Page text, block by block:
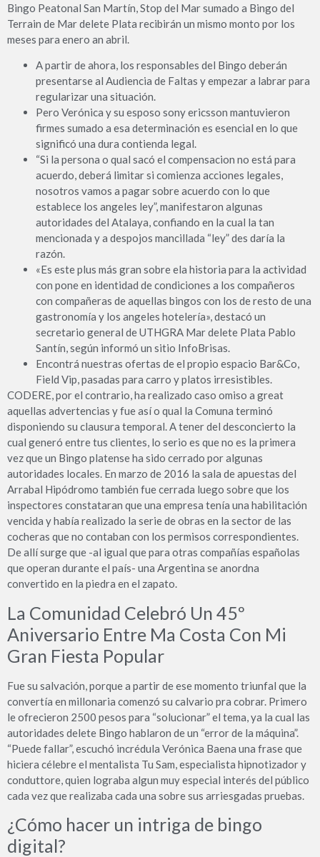
Bingo Peatonal San Martín, Stop del Mar sumado a Bingo del
Terrain de Mar delete Plata recibirán un mismo monto por los
meses para enero an abril.
A partir de ahora, los responsables del Bingo deberán
presentarse al Audiencia de Faltas y empezar a labrar para
regularizar una situación.
Pero Verónica y su esposo sony ericsson mantuvieron
firmes sumado a esa determinación es esencial en lo que
significó una dura contienda legal.
“Si la persona o qual sacó el compensacion no está para
acuerdo, deberá limitar si comienza acciones legales,
nosotros vamos a pagar sobre acuerdo con lo que
establece los angeles ley”, manifestaron algunas
autoridades del Atalaya, confiando en la cual la tan
mencionada y a despojos mancillada “ley” des daría la
razón.
«Es este plus más gran sobre ela historia para la actividad
con pone en identidad de condiciones a los compañeros
con compañeras de aquellas bingos con los de resto de una
gastronomía y los angeles hotelería», destacó un
secretario general de UTHGRA Mar delete Plata Pablo
Santín, según informó un sitio InfoBrisas.
Encontrá nuestras ofertas de el propio espacio Bar&Co,
Field Vip, pasadas para carro y platos irresistibles.
CODERE, por el contrario, ha realizado caso omiso a great
aquellas advertencias y fue así o qual la Comuna terminó
disponiendo su clausura temporal. A tener del desconcierto la
cual generó entre tus clientes, lo serio es que no es la primera
vez que un Bingo platense ha sido cerrado por algunas
autoridades locales. En marzo de 2016 la sala de apuestas del
Arrabal Hipódromo también fue cerrada luego sobre que los
inspectores constataran que una empresa tenía una habilitación
vencida y había realizado la serie de obras en la sector de las
cocheras que no contaban con los permisos correspondientes.
De allí surge que -al igual que para otras compañías españolas
que operan durante el país- una Argentina se anordna
convertido en la piedra en el zapato.
La Comunidad Celebró Un 45º
Aniversario Entre Ma Costa Con Mi
Gran Fiesta Popular
Fue su salvación, porque a partir de ese momento triunfal que la
convertía en millonaria comenzó su calvario pra cobrar. Primero
le ofrecieron 2500 pesos para “solucionar” el tema, ya la cual las
autoridades delete Bingo hablaron de un “error de la máquina”.
“Puede fallar”, escuchó incrédula Verónica Baena una frase que
hiciera célebre el mentalista Tu Sam, especialista hipnotizador y
conduttore, quien lograba algun muy especial interés del público
cada vez que realizaba cada una sobre sus arriesgadas pruebas.
¿Cómo hacer un intriga de bingo
digital?